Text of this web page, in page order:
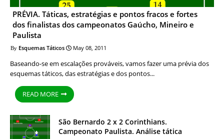
PRÉVIA. Táticas, estratégias e pontos fracos e fortes
dos finalistas dos campeonatos Gaúcho, Mineiro e
Paulista
Esquemas Táticos May 08, 2011
Baseando-se em escalações prováveis, vamos fazer uma prévia dos
esquemas táticos, das estratégias e dos pontos...
READ MORE
São Bernardo 2 x 2 Corinthians.
Campeonato Paulista. Análise tática